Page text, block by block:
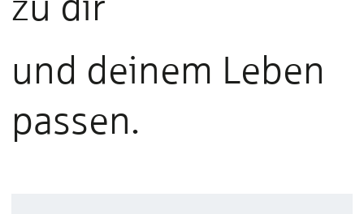
und deinem Leben
passen.